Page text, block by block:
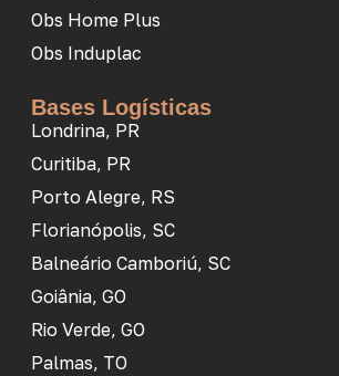
Obs Home Plus
Obs Induplac
Bases Logísticas
Londrina, PR
Curitiba, PR
Porto Alegre, RS
Florianópolis, SC
Balneário Camboriú, SC
Goiânia, GO
Rio Verde, GO
Palmas, TO